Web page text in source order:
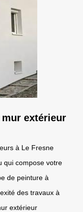
extérieur
à Le Fresne
qui compose votre
de peinture à
des travaux à
extérieur